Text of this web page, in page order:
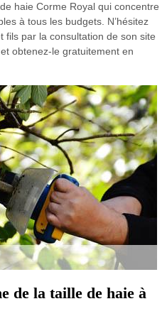
haie Corme Royal qui concentre
à tous les budgets. N’hésitez
fils par la consultation de son site
obtenez-le gratuitement en
de la taille de haie à